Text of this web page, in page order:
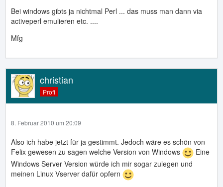
Bei windows gibts ja nichtmal Perl ... das muss man dann via
activeperl emulieren etc. ....
Mfg
christian
Profi
8. Februar 2010 um 20:09
Also ich habe jetzt für ja gestimmt. Jedoch wäre es schön von
Felix gewesen zu sagen welche Version von Windows
Eine
Windows Server Version würde ich mir sogar zulegen und
meinen Linux Vserver dafür opfern